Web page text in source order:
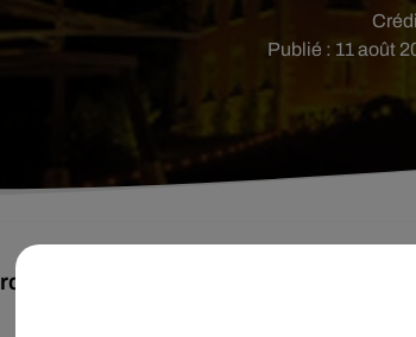
Publié : 11 août
du château du Clos Lucé se visite